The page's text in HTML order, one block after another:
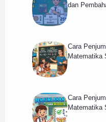
dan
Cara
Matematika
Cara
Matematika